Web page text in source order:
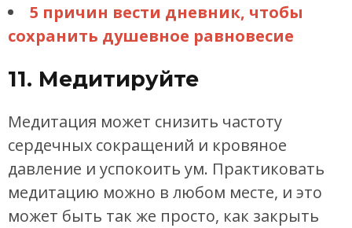
5 причин вести дневник, чтобы
сохранить душевное равновесие
11. Медитируйте
Медитация может снизить частоту
сердечных сокращений и кровяное
давление и успокоить ум. Практиковать
медитацию можно в любом месте, и это
может быть так же просто, как закрыть